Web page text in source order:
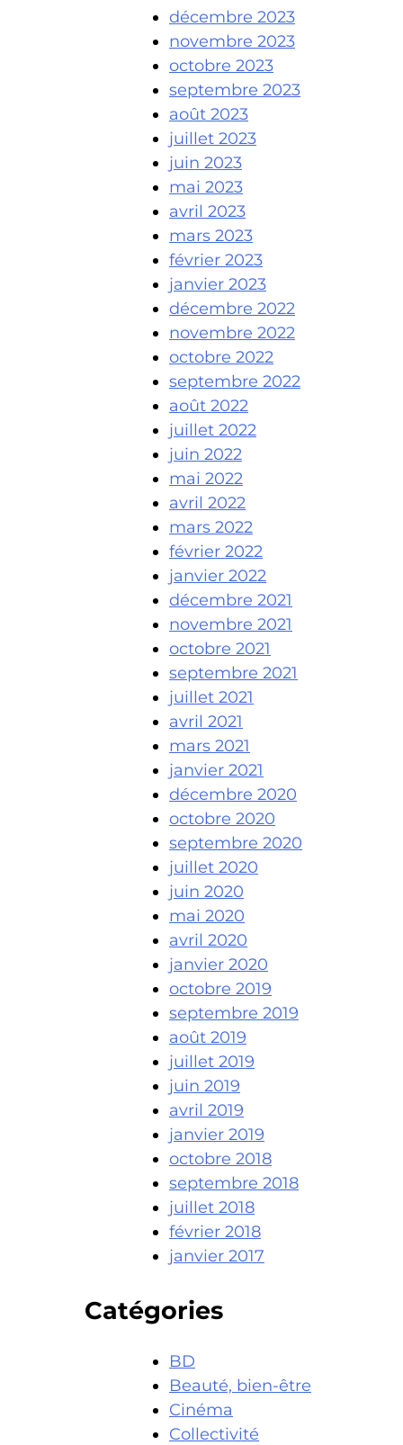
décembre 2023
novembre 2023
octobre 2023
septembre 2023
août 2023
juillet 2023
juin 2023
mai 2023
avril 2023
mars 2023
février 2023
janvier 2023
décembre 2022
novembre 2022
octobre 2022
septembre 2022
août 2022
juillet 2022
juin 2022
mai 2022
avril 2022
mars 2022
février 2022
janvier 2022
décembre 2021
novembre 2021
octobre 2021
septembre 2021
juillet 2021
avril 2021
mars 2021
janvier 2021
décembre 2020
octobre 2020
septembre 2020
juillet 2020
juin 2020
mai 2020
avril 2020
janvier 2020
octobre 2019
septembre 2019
août 2019
juillet 2019
juin 2019
avril 2019
janvier 2019
octobre 2018
septembre 2018
juillet 2018
février 2018
janvier 2017
Catégories
BD
Beauté, bien-être
Cinéma
Collectivité